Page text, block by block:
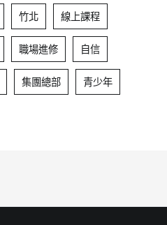
竹北 線上課程
職場進修 自信
集團總部 青少年